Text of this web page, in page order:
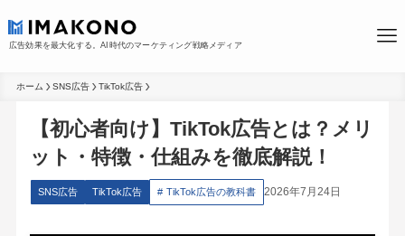
広告効果を最大化する。AI時代のマーケティング戦略メディア
ホーム SNS広告 TikTok広告
【初心者向け】TikTok広告とは？メリ
ット・特徴・仕組みを徹底解説！
SNS広告 TikTok広告 TikTok広告の教科書 2026年7月24日